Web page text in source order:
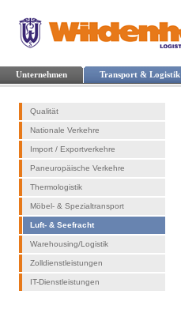
Unternehmen Transport & Logistik
Qualität
Nationale Verkehre
Import / Exportverkehre
Paneuropäische Verkehre
Thermologistik
Möbel- & Spezialtransport
Luft- & Seefracht
Warehousing/Logistik
Zolldienstleistungen
IT-Dienstleistungen